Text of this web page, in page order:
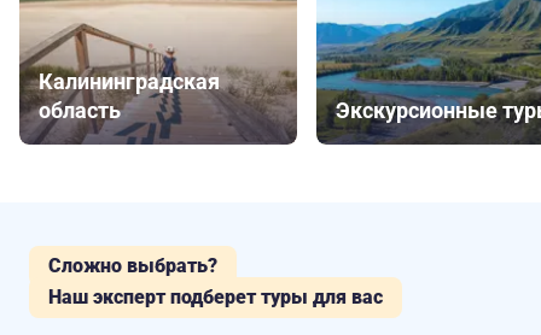
Калининградская
область
Экскурсионные
Сложно выбрать?
Наш эксперт подберет туры для вас